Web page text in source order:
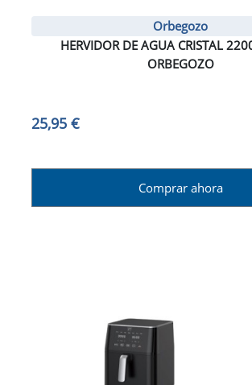
Orbegozo
HERVIDOR DE AGUA CRISTAL
ORBEGOZO
25,95 €
Comprar ahora